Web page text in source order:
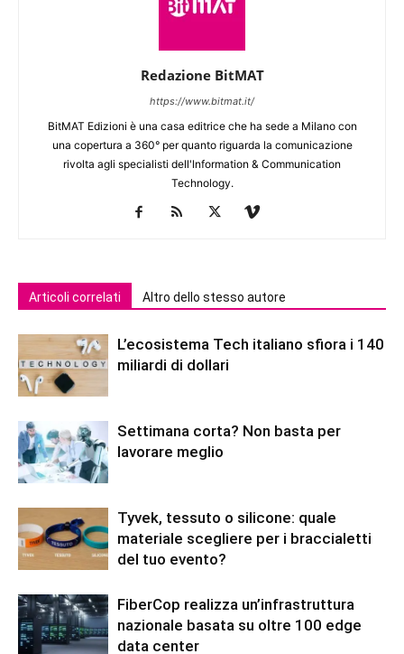
Redazione BitMAT
https://www.bitmat.it/
BitMAT Edizioni è una casa editrice che ha sede a Milano con
una copertura a 360° per quanto riguarda la comunicazione
rivolta agli specialisti dell'lnformation & Communication
Technology.
Articoli correlati Altro dello stesso autore
L’ecosistema Tech italiano sfiora i 140
miliardi di dollari
Settimana corta? Non basta per
lavorare meglio
Tyvek, tessuto o silicone: quale
materiale scegliere per i braccialetti
del tuo evento?
FiberCop realizza un’infrastruttura
nazionale basata su oltre 100 edge
data center